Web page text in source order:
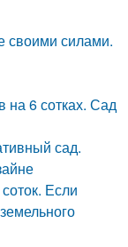
своими силами.
на 6 сотках. Сад
сад.
Если